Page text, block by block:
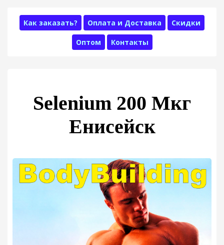
Как заказать? Оплата и Доставка Скидки
Оптом Контакты
Selenium 200 Мкг
Енисейск